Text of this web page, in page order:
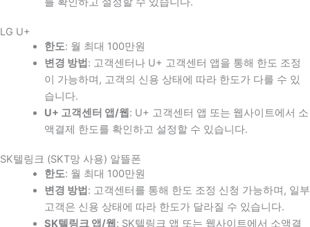
LG U+
한도: 월 최대 100만원
변경 방법 : 고객센터나 U+ 고객센터 앱을 통해 한도 조정
이 가능하며, 고객의 신용 상태에 따라 한도가 다를 수 있
습니다.
U+ 고객센터 앱/웹 : U+ 고객센터 앱 또는 웹사이트에서 소
액결제 한도를 확인하고 설정할 수 있습니다.
SK텔링크 (SKT망 사용) 알뜰폰
한도: 월 최대 100만원
변경 방법 : 고객센터를 통해 한도 조정 신청 가능하며, 일부
고객은 신용 상태에 따라 한도가 달라질 수 있습니다.
SK텔링크 앱/웹 : SK텔링크 앱 또는 웹사이트에서 소액결